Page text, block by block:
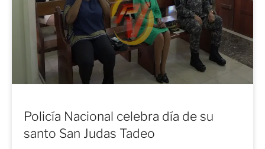
Policía Nacional celebra día de su
santo San Judas Tadeo